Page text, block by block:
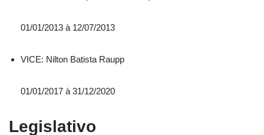
01/01/2013 à 12/07/2013
VICE: Nilton Batista Raupp
01/01/2017 à 31/12/2020
Legislativo